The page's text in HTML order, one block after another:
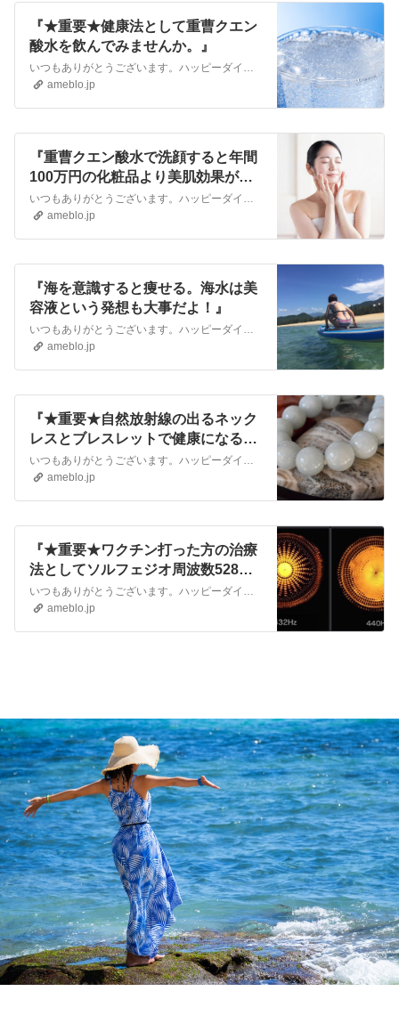
『★重要★健康法として重曹クエン
酸水を飲んでみませんか。』
ameblo.jp
『重曹クエン酸水で洗顔すると年間
100万円の化粧品より美肌効果があ
る！？重曹の美肌効果！』
ameblo.jp
『海を意識すると痩せる。海水は美
容液という発想も大事だよ！』
ameblo.jp
『★重要★自然放射線の出るネック
レスとブレスレットで健康になる方
法！』
ameblo.jp
『★重要★ワクチン打った方の治療
法としてソルフェジオ周波数528ヘ
ルツの可能性！』
ameblo.jp